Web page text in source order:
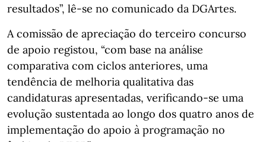
resultados”, lê-se no comunicado da DGArtes.
A comissão de apreciação do terceiro concurso
de apoio registou, “com base na análise
comparativa com ciclos anteriores, uma
tendência de melhoria qualitativa das
candidaturas apresentadas, verificando-se uma
evolução sustentada ao longo dos quatro anos de
implementação do apoio à programação no